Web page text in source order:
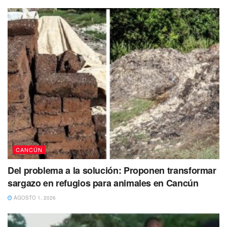
También se busca a: Aarón Díaz Suárez
Aarón Díaz Suárez de 42 añosfue visto por última vez
por sus familiares el pasado 28 de abril en Solidaridad en
Quintana Roo.
CANCÚN
Del problema a la solución: Proponen transformar
sargazo en refugios para animales en Cancún
AGOSTO 1, 2026